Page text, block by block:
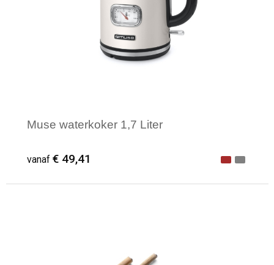
Muse waterkoker 1,7 Liter
vanaf € 49,41